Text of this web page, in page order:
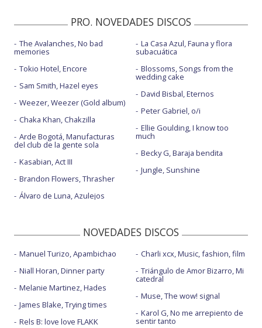
PRO. NOVEDADES DISCOS
The Avalanches, No bad
memories
Tokio Hotel, Encore
Sam Smith, Hazel eyes
Weezer, Weezer (Gold album)
Chaka Khan, Chakzilla
Arde Bogotá, Manufacturas
del club de la gente sola
Kasabian, Act III
Brandon Flowers, Thrasher
Álvaro de Luna, Azulejos
La Casa Azul, Fauna y flora
subacuática
Blossoms, Songs from the
wedding cake
David Bisbal, Eternos
Peter Gabriel, o/i
Ellie Goulding, I know too
much
Becky G, Baraja bendita
Jungle, Sunshine
NOVEDADES DISCOS
Manuel Turizo, Apambichao
Niall Horan, Dinner party
Melanie Martinez, Hades
James Blake, Trying times
Rels B: love love FLAKK
Charli xcx, Music, fashion, film
Triángulo de Amor Bizarro, Mi
catedral
Muse, The wow! signal
Karol G, No me arrepiento de
sentir tanto